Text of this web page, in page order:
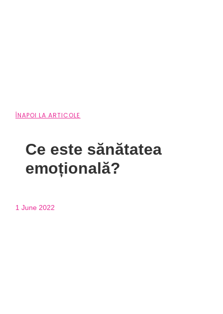
ÎNAPOI LA ARTICOLE
Ce este sănătatea
emoțională?
1 June 2022